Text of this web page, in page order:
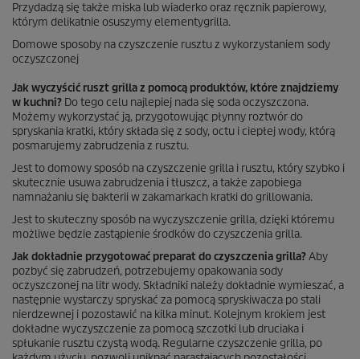
Przydadzą się także miska lub wiaderko oraz ręcznik papierowy,
którym delikatnie osuszymy elementygrilla.
Domowe sposoby na czyszczenie rusztu z wykorzystaniem sody
oczyszczonej
Jak wyczyścić ruszt grilla z pomocą produktów, które znajdziemy
w kuchni? Do tego celu najlepiej nada się soda oczyszczona.
Możemy wykorzystać ją, przygotowując płynny roztwór do
spryskania kratki, który składa się z sody, octu i ciepłej wody, którą
posmarujemy zabrudzenia z rusztu.
Jest to domowy sposób na czyszczenie grilla i rusztu, który szybko i
skutecznie usuwa zabrudzenia i tłuszcz, a także zapobiega
namnażaniu się bakterii w zakamarkach kratki do grillowania.
Jest to skuteczny sposób na wyczyszczenie grilla, dzięki któremu
możliwe będzie zastąpienie środków do czyszczenia grilla.
Jak dokładnie przygotować preparat do czyszczenia grilla?Aby
pozbyć się zabrudzeń, potrzebujemy opakowania sody
oczyszczonej na litr wody. Składniki należy dokładnie wymieszać, a
następnie wystarczy spryskać za pomocą spryskiwacza po stali
nierdzewnej i pozostawić na kilka minut. Kolejnym krokiem jest
dokładne wyczyszczenie za pomocą szczotki lub druciaka i
spłukanie rusztu czystą wodą. Regularne czyszczenie grilla, po